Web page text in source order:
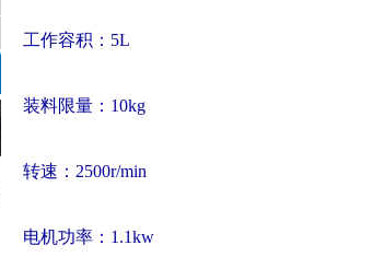
工作容积：5L
装料限量：10kg
转速：2500r/min
电机功率：1.1kw